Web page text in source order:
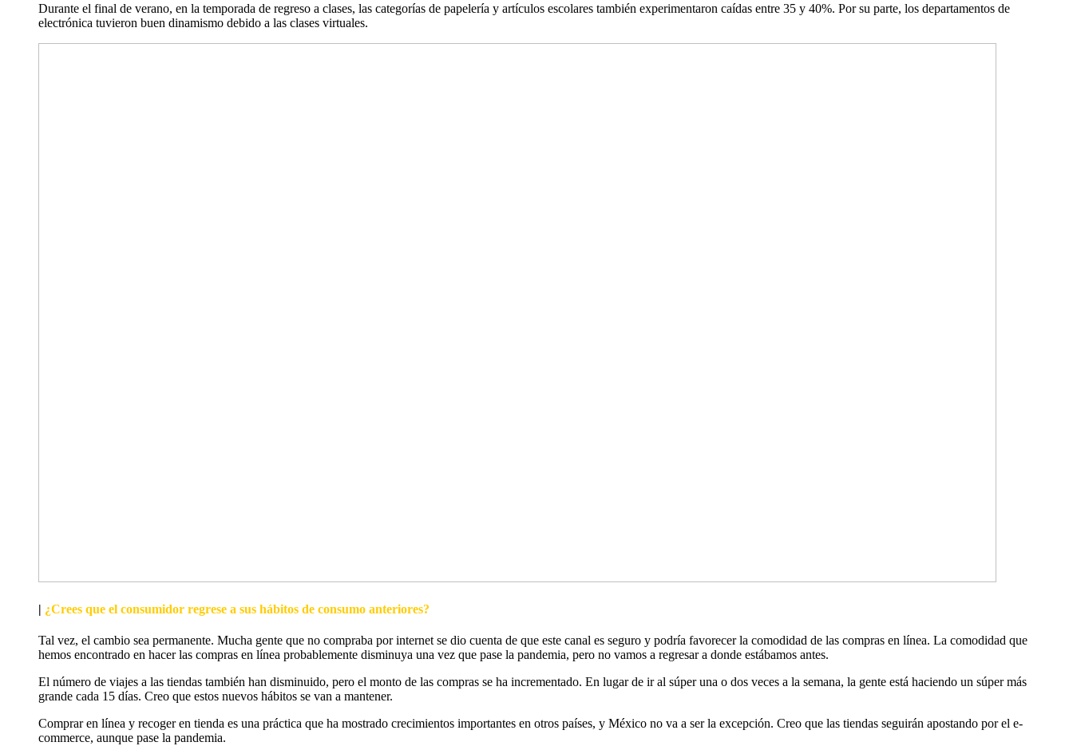
Durante el final de verano, en la temporada de regreso a clases, las categorías de papelería y artículos escolares también experimentaron caídas entre 35 y 40%. Por su parte, los departamentos de
electrónica tuvieron buen dinamismo debido a las clases virtuales.
| ¿Crees que el consumidor regrese a sus hábitos de consumo anteriores?
Tal vez, el cambio sea permanente. Mucha gente que no compraba por internet se dio cuenta de que este canal es seguro y podría favorecer la comodidad de las compras en línea. La comodidad que
hemos encontrado en hacer las compras en línea probablemente disminuya una vez que pase la pandemia, pero no vamos a regresar a donde estábamos antes.
El número de viajes a las tiendas también han disminuido, pero el monto de las compras se ha incrementado. En lugar de ir al súper una o dos veces a la semana, la gente está haciendo un súper más
grande cada 15 días. Creo que estos nuevos hábitos se van a mantener.
Comprar en línea y recoger en tienda es una práctica que ha mostrado crecimientos importantes en otros países, y México no va a ser la excepción. Creo que las tiendas seguirán apostando por el e-
commerce, aunque pase la pandemia.